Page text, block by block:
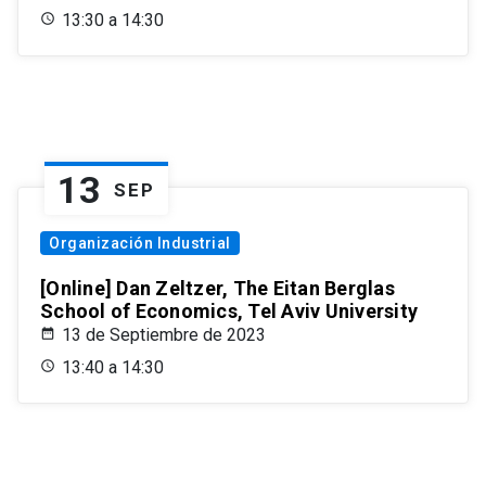
13:30 a 14:30
13 SEP
Organización Industrial
[Online] Dan Zeltzer, The Eitan Berglas
School of Economics, Tel Aviv University
13 de Septiembre de 2023
13:40 a 14:30